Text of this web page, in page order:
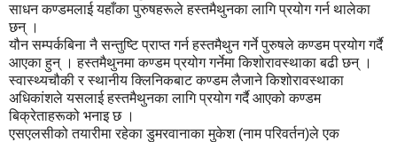
साधन कण्डमलाई यहाँका पुरुषहरूले हस्तमैथुनका लागि प्रयोग गर्न थालेका
छन् ।
यौन सम्पर्कबिना नै सन्तुष्टि प्राप्त गर्न हस्तमैथुन गर्ने पुरुषले कण्डम प्रयोग गर्दै
आएका हुन् । हस्तमैथुनमा कण्डम प्रयोग गर्नेमा किशोरावस्थाका बढी छन् ।
स्वास्थ्यचौकी र स्थानीय क्लिनिकबाट कण्डम लैजाने किशोरावस्थाका
अधिकांशले यसलाई हस्तमैथुनका लागि प्रयोग गर्दै आएको कण्डम
बिक्रेताहरूको भनाइ छ ।
एसएलसीको तयारीमा रहेका डुमरवानाका मुकेश (नाम परिवर्तन)ले एक